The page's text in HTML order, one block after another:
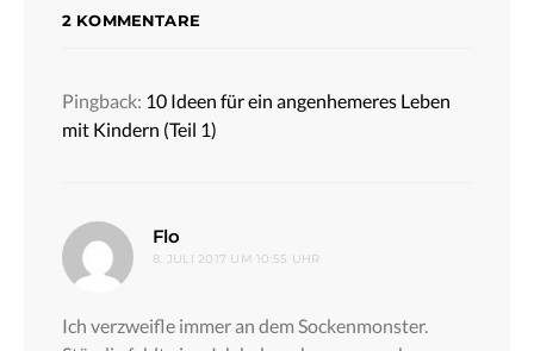
2 KOMMENTARE
Pingback: 10 Ideen für ein angenhemeres Leben
mit Kindern (Teil 1)
Flo
8. JULI 2017 UM 10:55 UHR
Ich verzweifle immer an dem Sockenmonster.